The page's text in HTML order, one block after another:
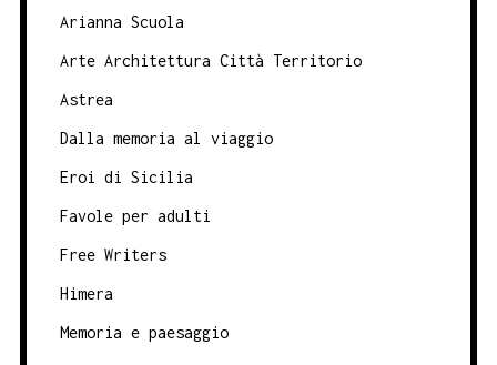
Arianna Scuola
Arte Architettura Città Territorio
Astrea
Dalla memoria al viaggio
Eroi di Sicilia
Favole per adulti
Free Writers
Himera
Memoria e paesaggio